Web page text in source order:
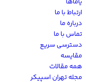
ارتباط با ما
درباره ما
تماس با ما
دسترسی سریع
مقایسه
همه مقالات
مجله تهران اسپیکر